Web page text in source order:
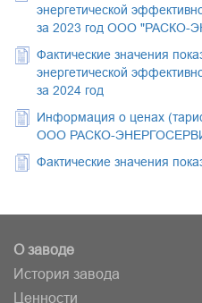
энергетической
за 2023 год ООО "РАСКО-
Фактические значения
энергетической
за 2024 год
Информация о ценах
ООО РАСКО-
Фактические значения
О заводе
История завода
Ценности